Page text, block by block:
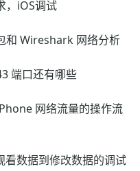
，iOS调试
和 Wireshark 网络分析
端口还有哪些
网络流量的操作流
看数据到修改数据的调试